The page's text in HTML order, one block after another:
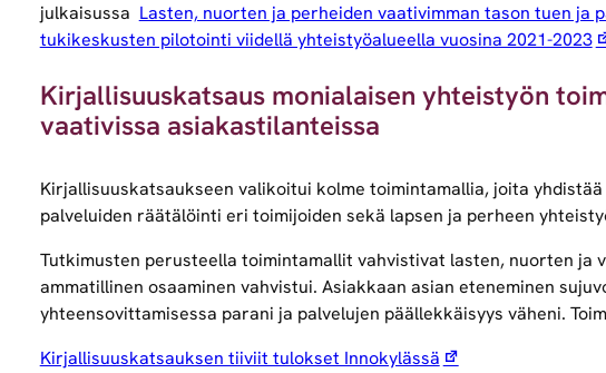
julkaisussa Lasten, nuorten ja perheiden vaativimman tason tuen ja
tukikeskusten pilotointi viidellä yhteistyöalueella vuosina 2021-2023
Kirjallisuuskatsaus monialaisen yhteistyön
vaativissa asiakastilanteissa
Kirjallisuuskatsaukseen valikoitui kolme toimintamallia, joita
palveluiden räätälöinti eri toimijoiden sekä lapsen ja perheen
Tutkimusten perusteella toimintamallit vahvistivat lasten, nuorten ja
ammatillinen osaaminen vahvistui. Asiakkaan asian eteneminen
yhteensovittamisessa parani ja palvelujen päällekkäisyys väheni.
Kirjallisuuskatsauksen tiiviit tulokset Innokylässä